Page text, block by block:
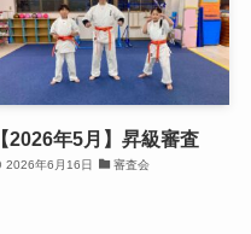
【2026年5月】昇級審査
2026年6月16日 審査会